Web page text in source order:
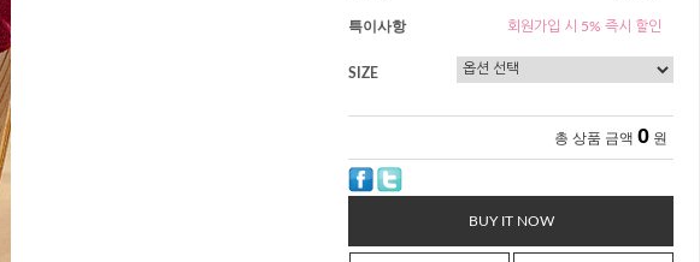
특이사항 회원가입 시 5% 즉시 할인
SIZE
총 상품 금액 0 원
BUY IT NOW